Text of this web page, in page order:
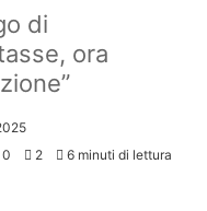
di
ora
0
2 6 minuti di lettura